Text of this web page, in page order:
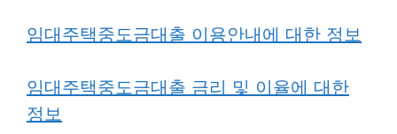
임대주택중도금대출 이용안내에 대한 정보
임대주택중도금대출 금리 및 이율에 대한
정보